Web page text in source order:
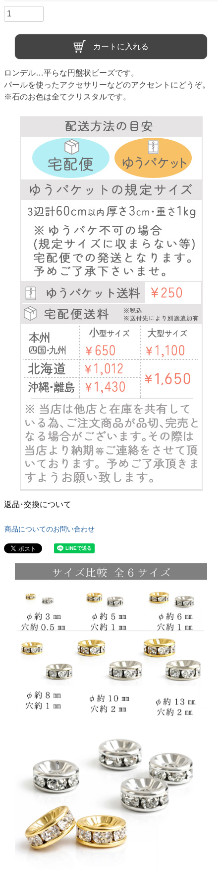
カートに入れる
ロンデル…平らな円盤状ビーズです。
パールを使ったアクセサリーなどのアクセントにどうぞ。
※石のお色は全てクリスタルです。
返品･交換について
商品についてのお問い合わせ